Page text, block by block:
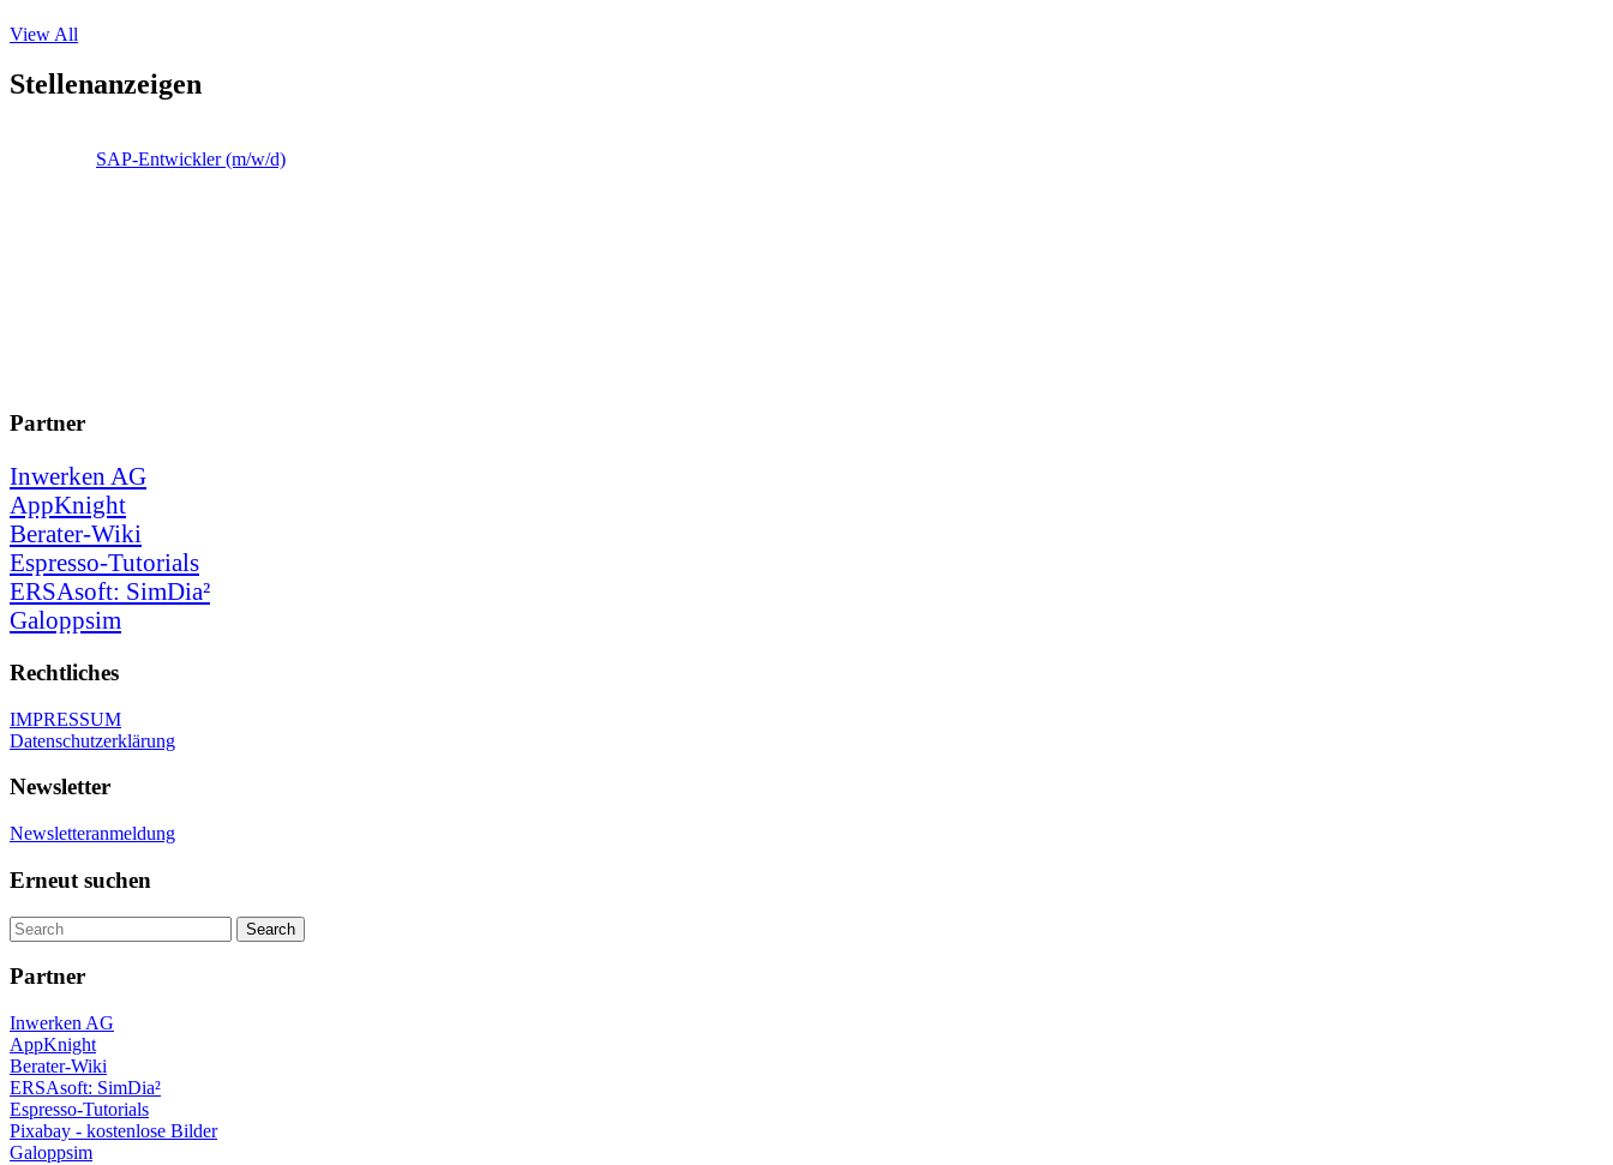
View All
Stellenanzeigen
SAP-Entwickler (m/w/d)
Partner
Inwerken AG
AppKnight
Berater-Wiki
Espresso-Tutorials
ERSAsoft: SimDia²
Galoppsim
Rechtliches
IMPRESSUM
Datenschutzerklärung
Newsletter
Newsletteranmeldung
Erneut suchen
Partner
Inwerken AG
AppKnight
Berater-Wiki
ERSAsoft: SimDia²
Espresso-Tutorials
Pixabay - kostenlose Bilder
Galoppsim